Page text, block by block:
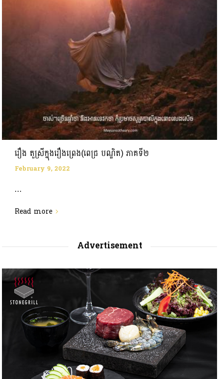
រឿង តួស្រីក្នុងរឿងព្រេង​(ពេជ្រ​ បណ្ឌិត) ភាគទី២
February 9, 2022
...
Read more
Advertisement